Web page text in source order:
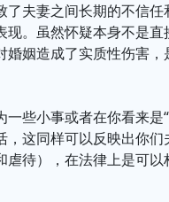
夫妻之间长期的不信任
。虽然怀疑本身不是直
姻造成了实质性伤害，
些小事或者在你看来是
这同样可以反映出你们
待），在法律上是可以